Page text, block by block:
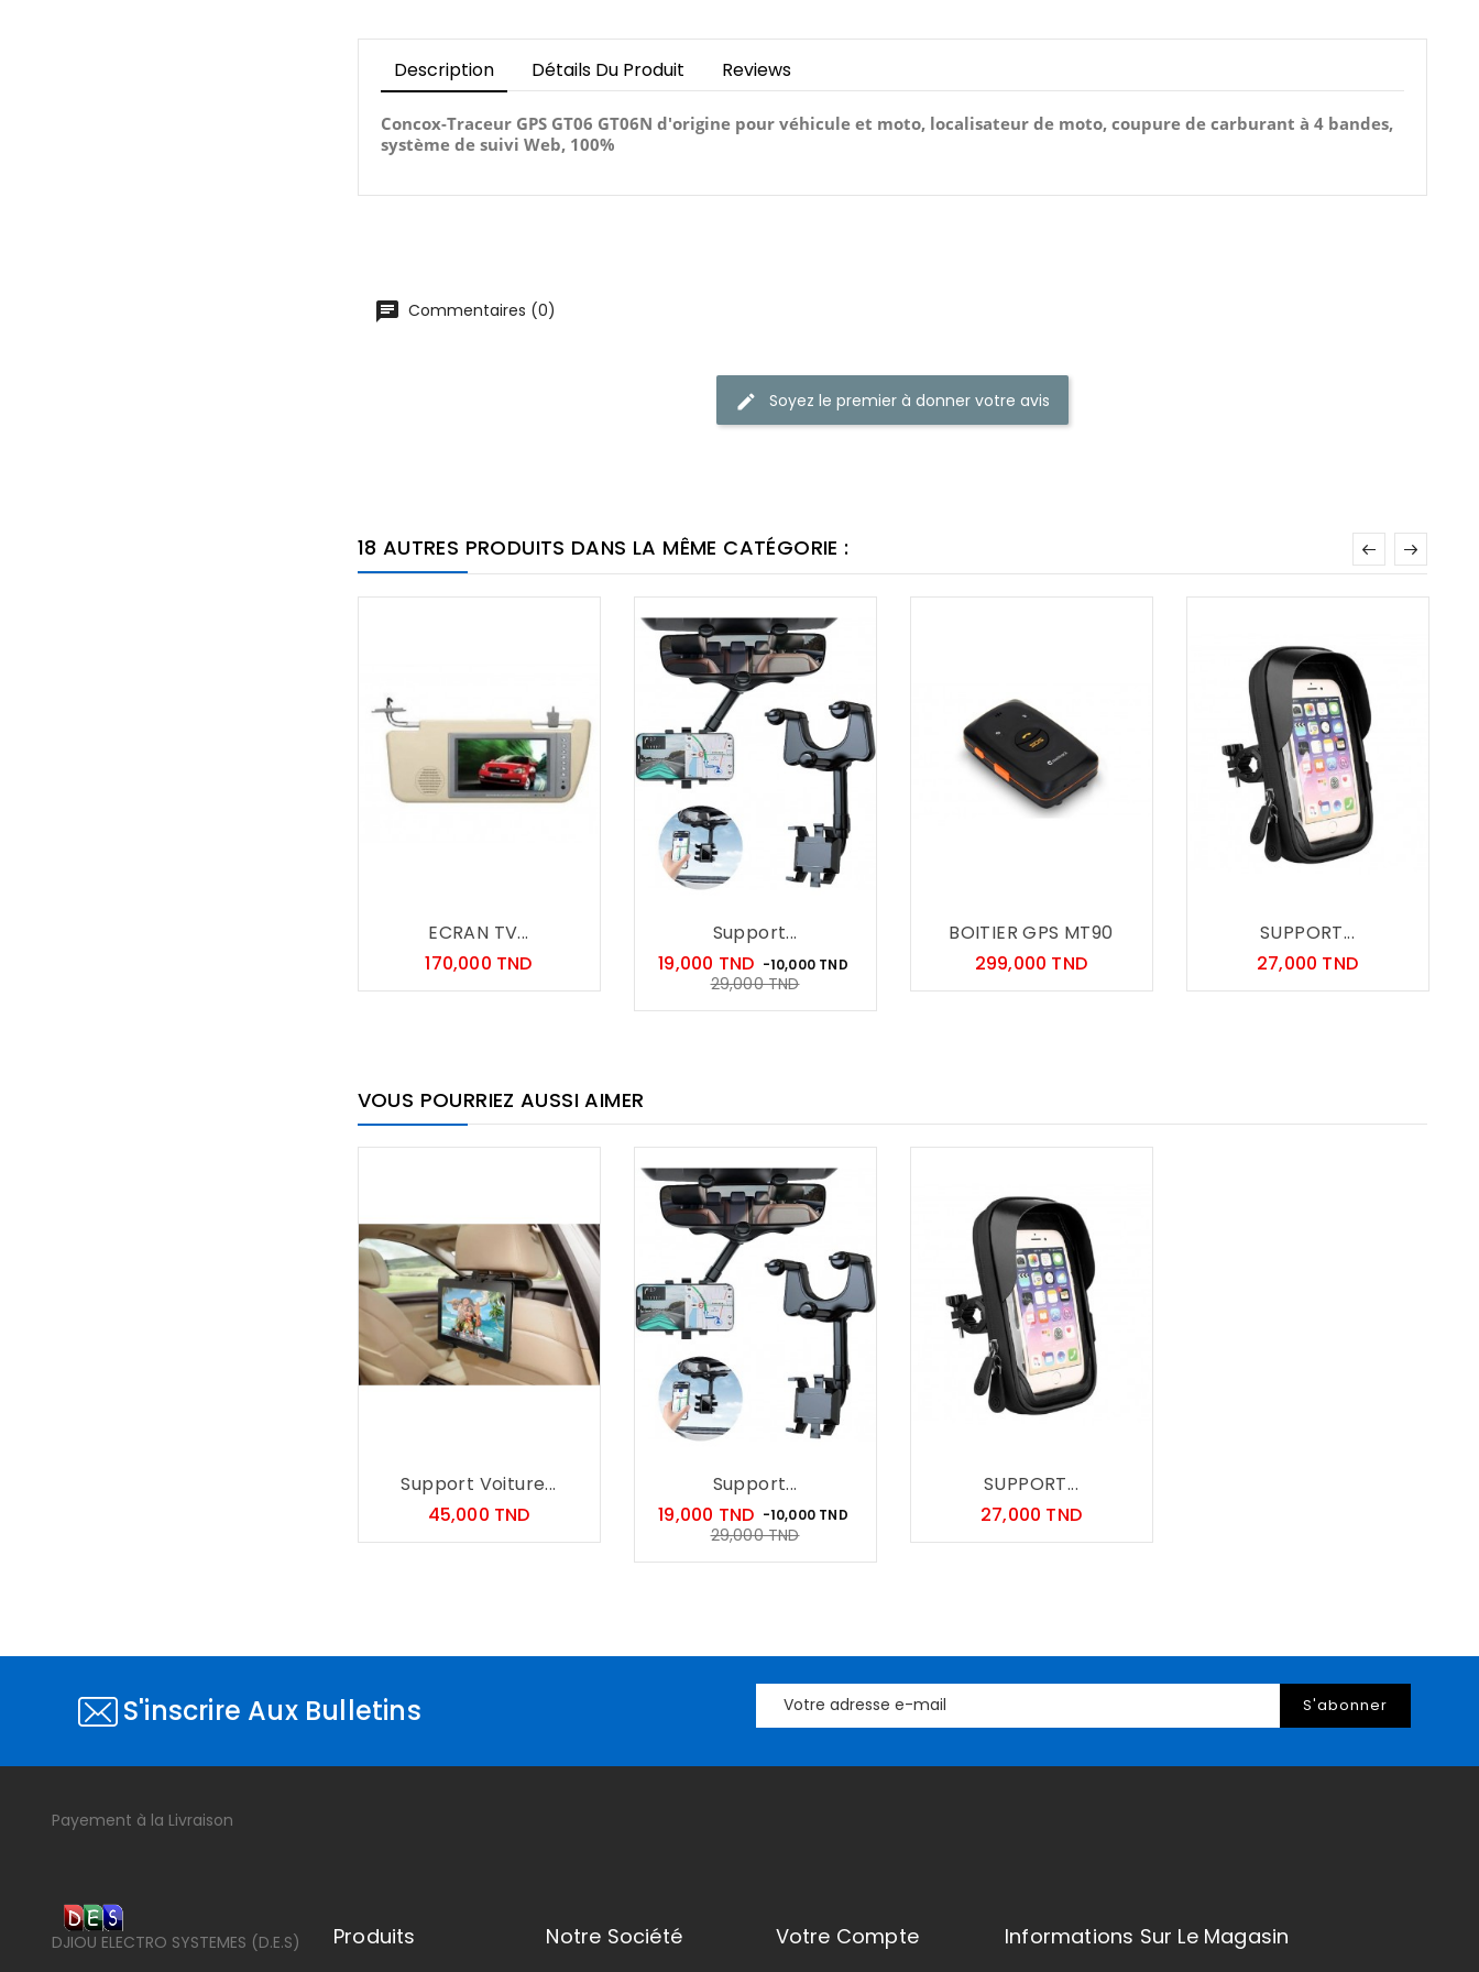
Description Détails Du Produit Reviews
Concox-Traceur GPS GT06 GT06N d'origine pour véhicule et moto, localisateur de moto, coupure de carburant à 4 bandes,
système de suivi Web, 100%
Commentaires (0)
Soyez le premier à donner votre avis
18 AUTRES PRODUITS DANS LA MÊME CATÉGORIE :
ECRAN TV...
170,000 TNDPrix
Support...
19,000 TND Prix
-10,000 TND
29,000 TNDPrix
BOITIER GPS MT90
299,000 TNDPrix
SUPPORT...
27,000 TNDPrix
VOUS POURRIEZ AUSSI AIMER
Support Voiture...
45,000 TNDPrix
Support...
19,000 TND Prix
-10,000 TND
29,000 TNDPrix
SUPPORT...
27,000 TNDPrix
S'inscrire Aux Bulletins
Payement à la Livraison
DJIOU ELECTRO SYSTEMES (D.E.S) Produits Notre Société Votre Compte Informations Sur Le Magasin